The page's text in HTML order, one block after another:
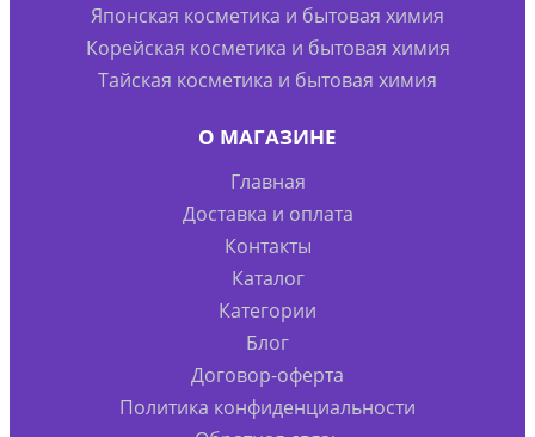
Японская косметика и бытовая химия
Корейская косметика и бытовая химия
Тайская косметика и бытовая химия
О МАГАЗИНЕ
Главная
Доставка и оплата
Контакты
Каталог
Категории
Блог
Договор-оферта
Политика конфиденциальности